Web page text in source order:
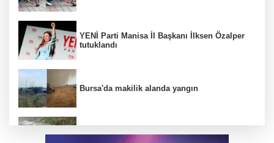
YENİ Parti Manisa İl Başkanı İlksen Özalper
tutuklandı
Bursa'da makilik alanda yangın
Tilki, kedi ve kirpi buluşması kamerada